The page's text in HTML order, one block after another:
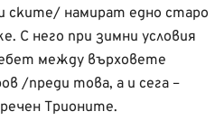
ските/ намират едно старо
С него при зимни условия
между върховете
/преди това, а и сега –
Трионите.